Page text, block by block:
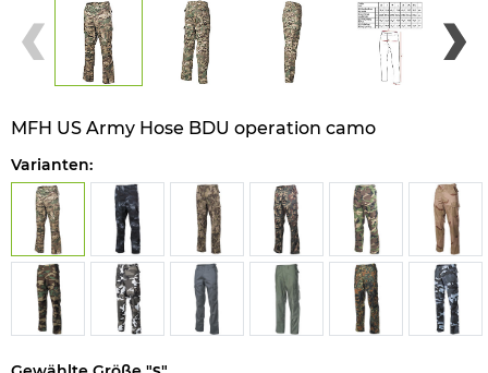
MFH US Army Hose BDU operation camo
Varianten: